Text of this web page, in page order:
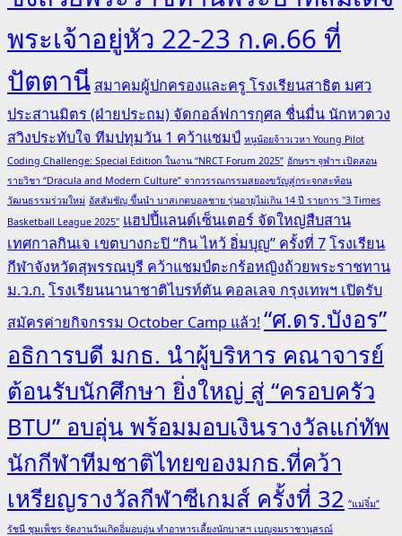
พระเจ้าอยู่หัว 22-23 ก.ค.66 ที่
ปัตตานี สมาคมผู้ปกครองและครู โรงเรียนสาธิต มศว
ประสานมิตร (ฝ่ายประถม) จัดกอล์ฟการกุศล ชื่นมื่น นักหวดวง
สวิงประทับใจ ทีมปทุมวัน 1 คว้าแชมป์ หนูน้อยจ้าวเวหา Young Pilot
Coding Challenge: Special Edition ในงาน “NRCT Forum 2025” อักษรฯ จุฬาฯ เปิดสอน
รายวิชา “Dracula and Modern Culture” จากวรรณกรรมสยองขวัญสู่กระจกสะท้อน
วัฒนธรรมร่วมใหม่ อัสสัมชัญ ขึ้นนำ บาสเกตบอลชาย รุ่นอายุไม่เกิน 14 ปี รายการ "3 Times
Basketball League 2025" แฮปปี้แลนด์เซ็นเตอร์ จัดใหญ่สืบสาน
เทศกาลกินเจ เขตบางกะปิ “กิน ไหว้ อิ่มบุญ” ครั้งที่ 7โรงเรียน
กีฬาจังหวัดสุพรรณบุรี คว้าแชมป์ตะกร้อหญิงถ้วยพระราชทาน
ม.ว.ก.โรงเรียนนานาชาติไบรท์ตัน คอลเลจ กรุงเทพฯ เปิดรับ
สมัครค่ายกิจกรรม October Camp แล้ว!“ศ.ดร.บังอร”
อธิการบดี มกธ. นำผู้บริหาร คณาจารย์
ต้อนรับนักศึกษา ยิ่งใหญ่ สู่ “ครอบครัว
BTU” อบอุ่น พร้อมมอบเงินรางวัลแก่ทัพ
นักกีฬาทีมชาติไทยของมกธ.ที่คว้า
เหรียญรางวัลกีฬาซีเกมส์ ครั้งที่ 32 “แม่จิ๋ม”
รัชนี ชุมเพ็ชร จัดงานวันเกิดอิ่มอบอุ่น ทำอาหารเลี้ยงนักบาสฯ เบญจมราชานุสรณ์